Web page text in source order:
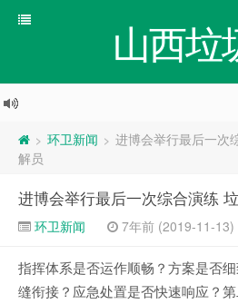
山西垃
> 环卫新闻 > 进博会举行最后一次
解员
进博会举行最后一次综合演练
环卫新闻 7年前 (2019-11-13)
指挥体系是否运作顺畅？方案是否
缝衔接？应急处置是否快速响应？